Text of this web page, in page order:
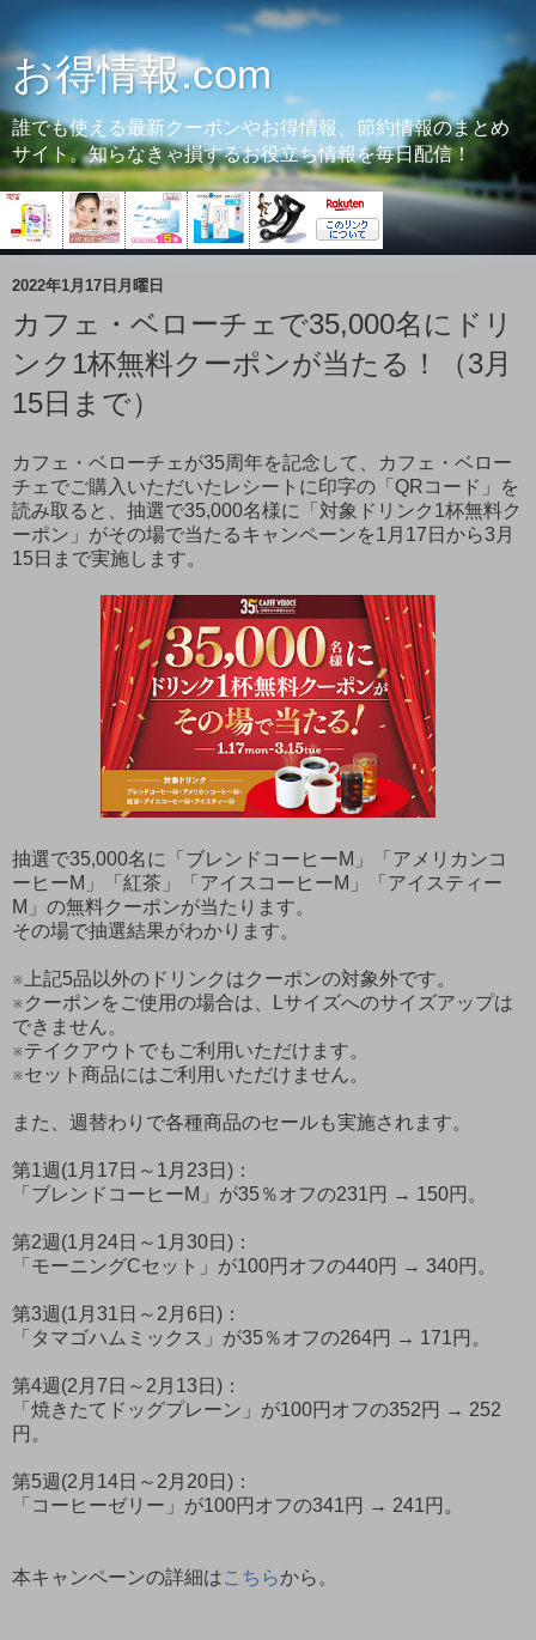
お得情報.com
誰でも使える最新クーポンやお得情報、節約情報のまとめ
サイト。知らなきゃ損するお役立ち情報を毎日配信！
2022年1月17日月曜日
カフェ・ベローチェで35,000名にドリ
ンク1杯無料クーポンが当たる！（3月
15日まで）
カフェ・ベローチェが35周年を記念して、カフェ・ベロー
チェでご購入いただいたレシートに印字の「QRコード」を
読み取ると、抽選で35,000名様に「対象ドリンク1杯無料ク
ーポン」がその場で当たるキャンペーンを1月17日から3月
15日まで実施します。
抽選で35,000名に「ブレンドコーヒーM」「アメリカンコ
ーヒーM」「紅茶」「アイスコーヒーM」「アイスティー
M」の無料クーポンが当たります。
その場で抽選結果がわかります。
※上記5品以外のドリンクはクーポンの対象外です。
※クーポンをご使用の場合は、Lサイズへのサイズアップは
できません。
※テイクアウトでもご利用いただけます。
※セット商品にはご利用いただけません。
また、週替わりで各種商品のセールも実施されます。
第1週(1月17日～1月23日)：
「ブレンドコーヒーM」が35％オフの231円 → 150円。
第2週(1月24日～1月30日)：
「モーニングCセット」が100円オフの440円 → 340円。
第3週(1月31日～2月6日)：
「タマゴハムミックス」が35％オフの264円 → 171円。
第4週(2月7日～2月13日)：
「焼きたてドッグプレーン」が100円オフの352円 → 252
円。
第5週(2月14日～2月20日)：
「コーヒーゼリー」が100円オフの341円 → 241円。
本キャンペーンの詳細はこちらから。